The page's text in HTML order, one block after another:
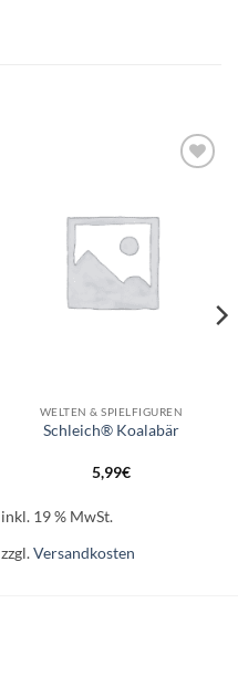
WELTEN & SPIELFIGUREN
Schleich® Koalabär
5,99€
inkl. 19 % MwSt.
zzgl.Versandkosten